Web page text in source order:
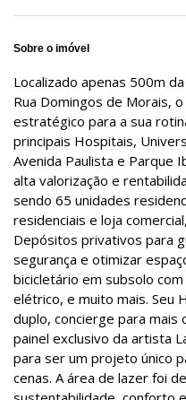
Sobre o imóvel
Localizado apenas 500m
Rua Domingos de Morais,
estratégico para a sua
principais Hospitais,
Avenida Paulista e Parque
alta valorização e
sendo 65 unidades
residenciais e loja
Depósitos privativos para
segurança e otimizar
bicicletário em subsolo
elétrico, e muito mais. Seu
duplo, concierge para mais
painel exclusivo da artista
para ser um projeto único
cenas. A área de lazer foi